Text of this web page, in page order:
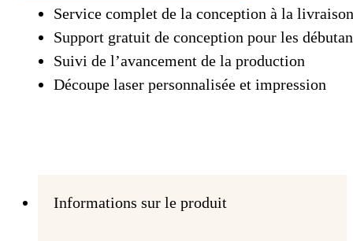
Service complet de la conception à la livraison
Support gratuit de conception pour les
Suivi de l’avancement de la production
Découpe laser personnalisée et impression
Informations sur le produit